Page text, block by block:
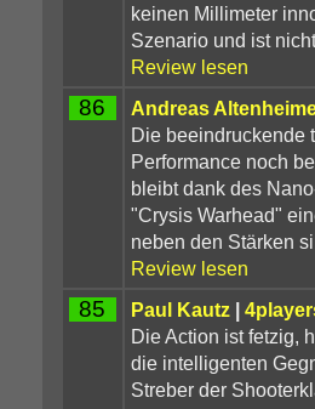
keinen Millimeter
Szenario und ist
Review lesen
86
Andreas
Die beeindruckende
Performance noch
bleibt dank des
"Crysis Warhead"
neben den Stärken
Review lesen
85 Paul Kautz |
Die Action ist fetzig,
die intelligenten
Streber der